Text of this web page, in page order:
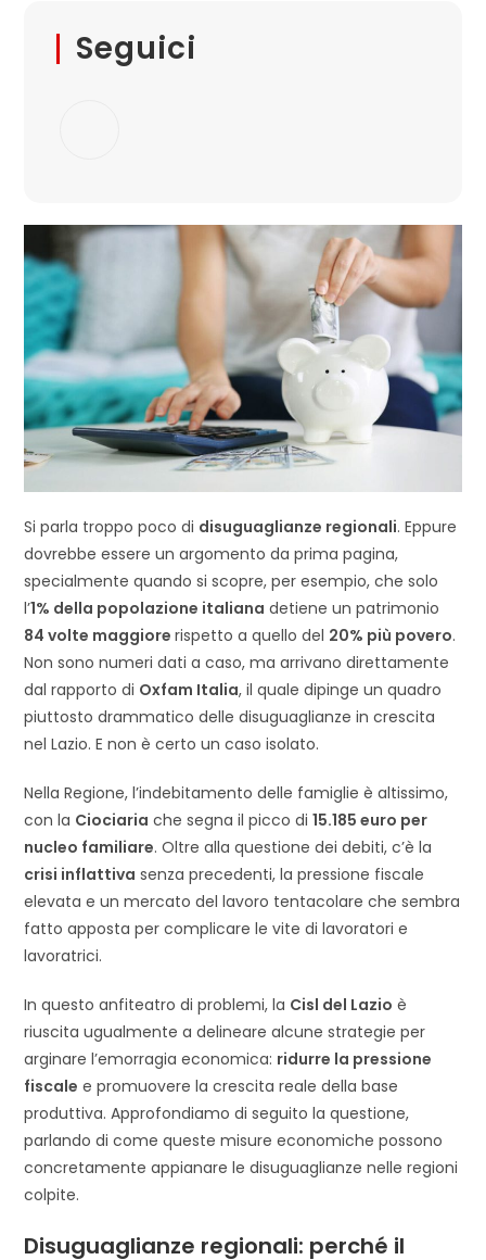
Seguici
a
new
tab
Si parla troppo poco di disuguaglianze regionali. Eppure
dovrebbe essere un argomento da prima pagina,
specialmente quando si scopre, per esempio, che solo
l’1% della popolazione italiana detiene un patrimonio
84 volte maggiorerispetto a quello del 20% più povero.
Non sono numeri dati a caso, ma arrivano direttamente
dal rapporto di Oxfam Italia, il quale dipinge un quadro
piuttosto drammatico delle disuguaglianze in crescita
nel Lazio. E non è certo un caso isolato.
Nella Regione, l’indebitamento delle famiglie è altissimo,
con la Ciociaria che segna il picco di15.185 euro per
nucleo familiare. Oltre alla questione dei debiti, c’è la
crisi inflattiva senza precedenti, la pressione fiscale
elevata e un mercato del lavoro tentacolare che sembra
fatto apposta per complicare le vite di lavoratori e
lavoratrici.
In questo anfiteatro di problemi, la Cisl del Lazio è
riuscita ugualmente a delineare alcune strategie per
arginare l’emorragia economica: ridurre la pressione
fiscale e promuovere la crescita reale della base
produttiva. Approfondiamo di seguito la questione,
parlando di come queste misure economiche possono
concretamente appianare le disuguaglianze nelle regioni
colpite.
Disuguaglianze regionali: perché il